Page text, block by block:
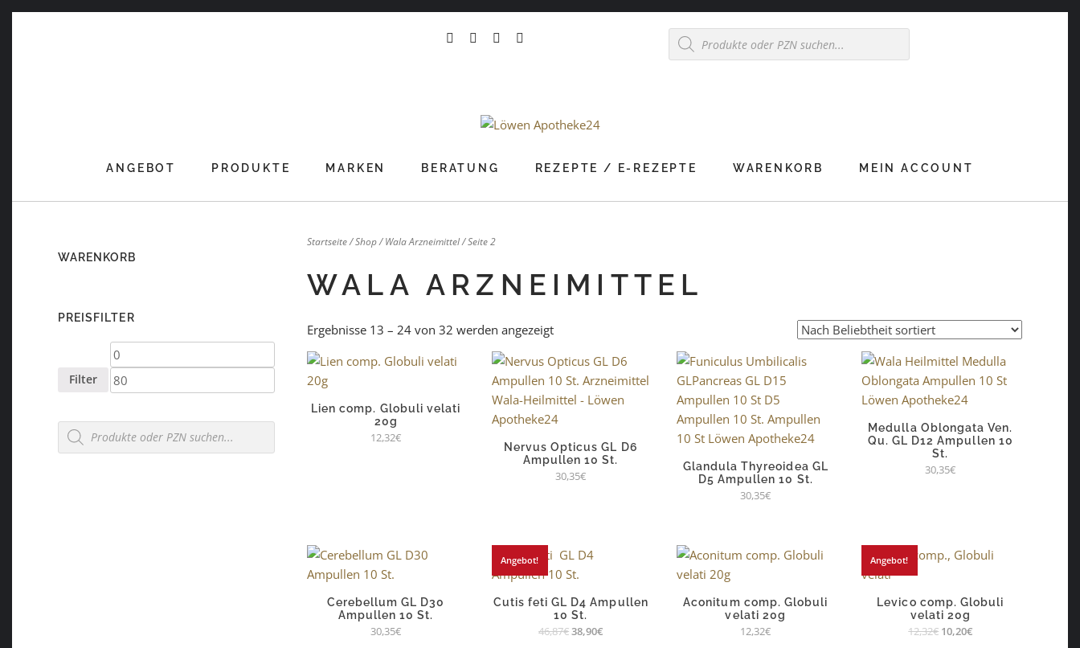
Skip
Products
search
ANGEBOT PRODUKTE MARKEN BERATUNG REZEPTE / E-REZEPTE WARENKORB MEIN ACCOUNT
Startseite/Shop/Wala Arzneimittel/ Seite 2
WALA ARZNEIMITTEL
Ergebnisse 13 – 24 von 32 werden angezeigt
Lien comp. Globuli velati
20g
12,32€
Nervus Opticus GL D6
Ampullen 10 St.
30,35€
Glandula Thyreoidea GL
D5 Ampullen 10 St.
30,35€
Medulla Oblongata Ven.
Qu. GL D12 Ampullen 10
St.
30,35€
Cerebellum GL D30
Ampullen 10 St.
30,35€
Angebot!
Cutis feti GL D4 Ampullen
10 St.
46,87€38,90€
Aconitum comp. Globuli
velati 20g
12,32€
Angebot!
Levico comp. Globuli
velati 20g
12,32€ 10,20€
WARENKORB
PREISFILTER
Min.
Preis
Filter
Products
search